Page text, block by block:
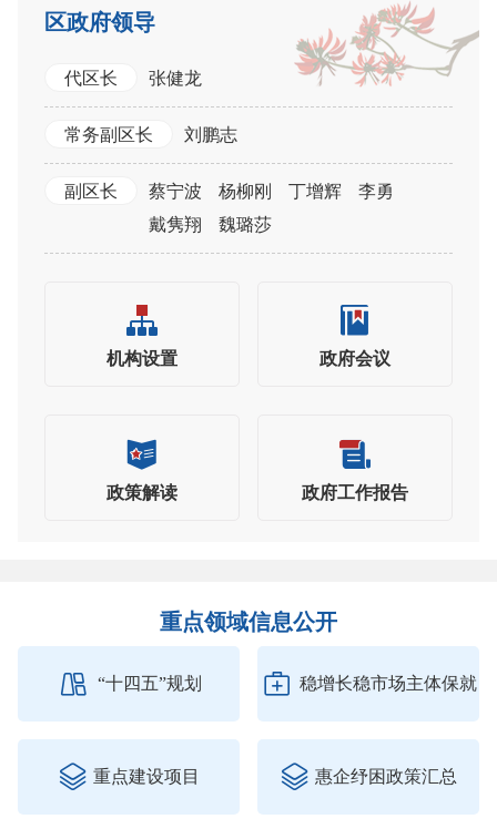
区政府领导
代区长 张健龙
常务副区长 刘鹏志
副区长 蔡宁波 杨柳刚 丁增辉
李勇
戴隽翔
魏璐莎
机构设置 政府会议
政策解读 政府工作报告
重点领域信息公开
 “十四五”规划  稳增长稳市场主体保就
 重点建设项目  惠企纾困政策汇总